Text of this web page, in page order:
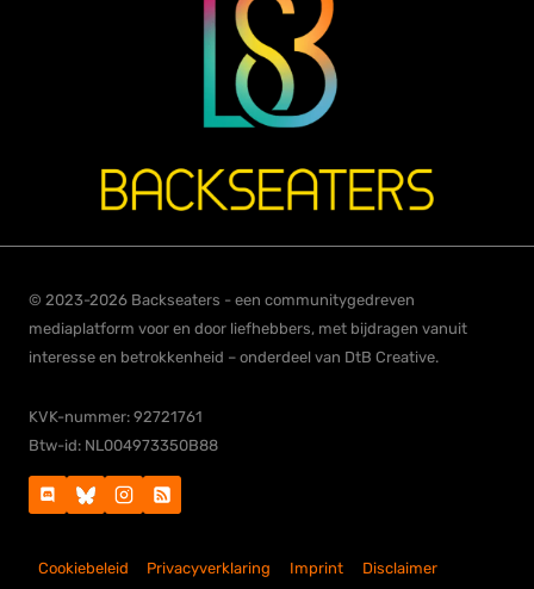
© 2023-2026 Backseaters - een communitygedreven
mediaplatform voor en door liefhebbers, met bijdragen vanuit
interesse en betrokkenheid – onderdeel van DtB Creative.
KVK-nummer: 92721761
Btw-id: NL004973350B88
Cookiebeleid Privacyverklaring Imprint Disclaimer